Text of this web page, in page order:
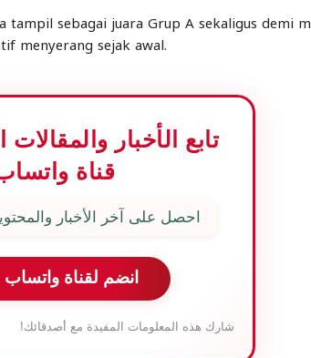
sebagai juara Grup A sekaligus demi
menyerang sejak awal.
تابع الأخبار
قناة
احصل على آخر الأخبار
انضم لقناة واتساب
شارك هذه المعلومات المفيدة مع أصدقائك!